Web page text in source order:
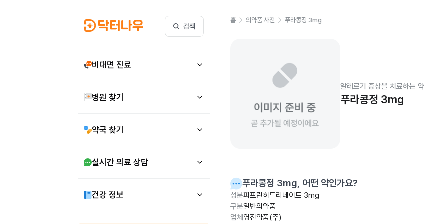
검색
비대면 진료
병원 찾기
약국 찾기
실시간 의료 상담
건강 정보
홈 의약품 사전 푸라콩정 3mg
알레르기 증상을 치료하는 약
푸라콩정 3mg
푸라콩정 3mg, 어떤 약인가요?
성분피프린히드리네이트 3mg
구분일반의약품
업체 영진약품(주)